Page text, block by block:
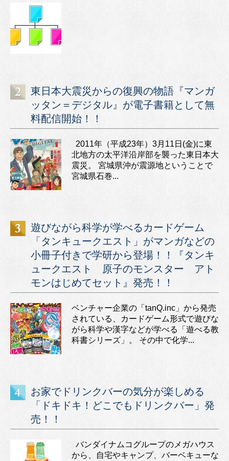
東日本大震災からの復興の物語『マンガ
ッタン＝デジタル』が電子書籍として無
料配信開始！！
2011年（平成23年）3月11日(金)に東
北地方の太平洋沿岸部を襲った東日本大
震災。 宮城県沖が震源地ということで
宮城県石巻...
遊びながら科学が学べるカードゲーム
「タンキュークエスト」がマンガなどの
小冊子付きで学研から登場！！『タンキ
ュークエスト 原子のモンスター アト
モンはじめてセット』発売！！
ベンチャー企業の「tanQ.inc」から発売
されている、カードゲーム形式で遊びな
がら科学や漢字などが学べる「遊べる教
科書シリーズ」。 その中で化学...
お家でドリンクバーの気分が楽しめる
「ドキドキ！どこでもドリンクバー」発
売！！
バンダイナムコグループのメガハウス
から、自宅やキャンプ、バーベキューな